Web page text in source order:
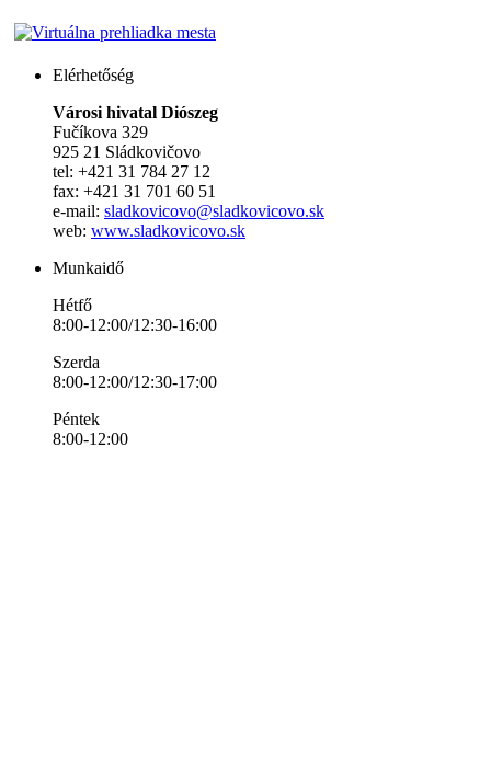
Elérhetőség
Városi hivatal Diószeg
Fučíkova 329
925 21 Sládkovičovo
tel: +421 31 784 27 12
fax: +421 31 701 60 51
e-mail: sladkovicovo@sladkovicovo.sk
web: www.sladkovicovo.sk
Munkaidő
Hétfő
8:00-12:00/12:30-16:00
Szerda
8:00-12:00/12:30-17:00
Péntek
8:00-12:00